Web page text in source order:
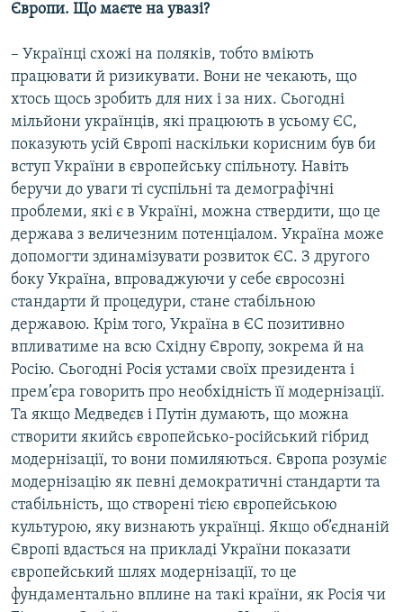
Європи. Що маєте на увазі?
– Українці схожі на поляків, тобто вміють
працювати й ризикувати. Вони не чекають, що
хтось щось зробить для них і за них. Сьогодні
мільйони українців, які працюють в усьому ЄС,
показують усій Європі наскільки корисним був би
вступ України в європейську спільноту. Навіть
беручи до уваги ті суспільні та демографічні
проблеми, які є в Україні, можна ствердити, що це
держава з величезним потенціалом. Україна може
допомогти здинамізувати розвиток ЄС. З другого
боку Україна, впроваджуючи у себе євросозні
стандарти й процедури, стане стабільною
державою. Крім того, Україна в ЄС позитивно
впливатиме на всю Східну Європу, зокрема й на
Росію. Сьогодні Росія устами своїх президента і
прем’єра говорить про необхідність її модернізації.
Та якщо Медведєв і Путін думають, що можна
створити якийсь європейсько-російський гібрид
модернізації, то вони помиляються. Європа розуміє
модернізацію як певні демократичні стандарти та
стабільність, що створені тією європейською
культурою, яку визнають українці. Якщо об’єднаній
Європі вдасться на прикладі України показати
європейський шлях модернізації, то це
фундаментально вплине на такі країни, як Росія чи